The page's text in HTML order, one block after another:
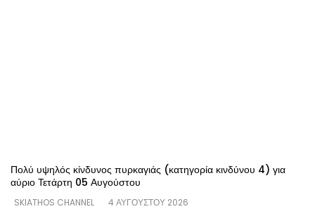
Πολύ υψηλός κίνδυνος πυρκαγιάς (κατηγορία κινδύνου 4) για
αύριο Τετάρτη 05 Αυγούστου
SKIATHOS CHANNEL
4 ΑΥΓΟΎΣΤΟΥ 2026